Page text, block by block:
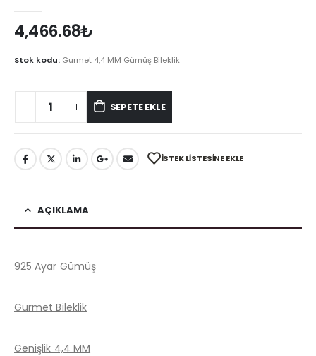
4,466.68₺
Stok kodu: Gurmet 4,4 MM Gümüş Bileklik
SEPETE EKLE
İSTEK LISTESINE EKLE
AÇIKLAMA
925 Ayar Gümüş
Gurmet Bileklik
Genişlik 4,4 MM